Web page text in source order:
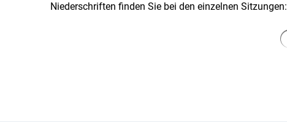
Niederschriften finden Sie bei den einzelnen Sitzungen: